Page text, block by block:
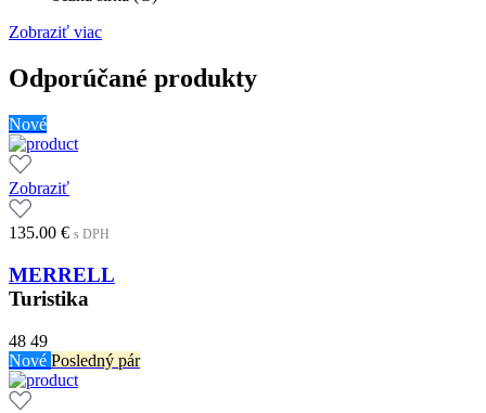
Zobraziť viac
Odporúčané produkty
Nové
Zobraziť
135.00 € s DPH
MERRELL
Turistika
48 49
Nové Posledný pár